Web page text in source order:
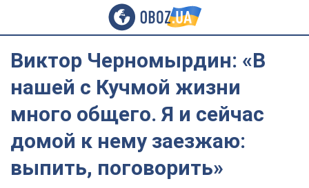
Виктор Черномырдин: «В
нашей с Кучмой жизни
много общего. Я и сейчас
домой к нему заезжаю:
выпить, поговорить»